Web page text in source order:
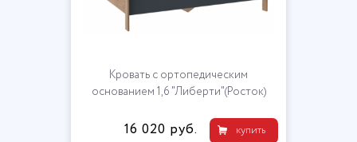
Кровать с ортопедическим
основанием 1,6 "Либерти"(Росток)
купить
16 020 руб.